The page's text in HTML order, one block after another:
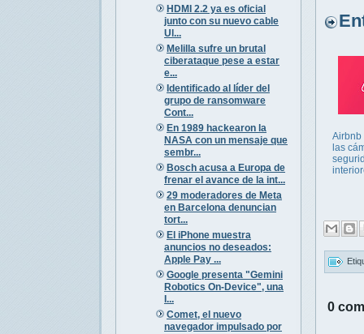
HDMI 2.2 ya es oficial
junto con su nuevo cable
Ul...
Melilla sufre un brutal
ciberataque pese a estar
e...
Identificado al líder del
grupo de ransomware
Cont...
En 1989 hackearon la
NASA con un mensaje que
sembr...
Bosch acusa a Europa de
frenar el avance de la int...
29 moderadores de Meta
en Barcelona denuncian
tort...
El iPhone muestra
anuncios no deseados:
Apple Pay ...
Google presenta "Gemini
Robotics On-Device", una
I...
Comet, el nuevo
navegador impulsado por
Airbnb
las
0